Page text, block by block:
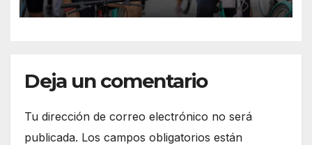
Deja un comentario
Tu dirección de correo electrónico no será
publicada. Los campos obligatorios están